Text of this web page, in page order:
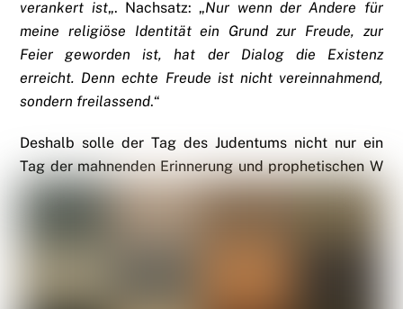
verankert ist„. Nachsatz: „Nur wenn der Andere für
meine religiöse Identität ein Grund zur Freude, zur
Feier geworden ist, hat der Dialog die Existenz
erreicht. Denn echte Freude ist nicht vereinnahmend,
sondern freilassend.“
Deshalb solle der Tag des Judentums nicht nur ein
Tag der mahnenden Erinnerung und prophetischen W